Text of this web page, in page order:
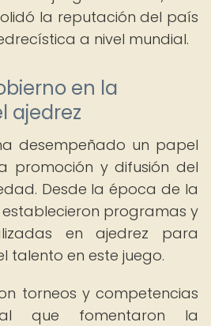
la reputación del país
a nivel mundial.
en la
ajedrez
desempeñado un papel
promoción y difusión del
Desde la época de la
establecieron programas y
en ajedrez para
talento en este juego.
torneos y competencias
que fomentaron la